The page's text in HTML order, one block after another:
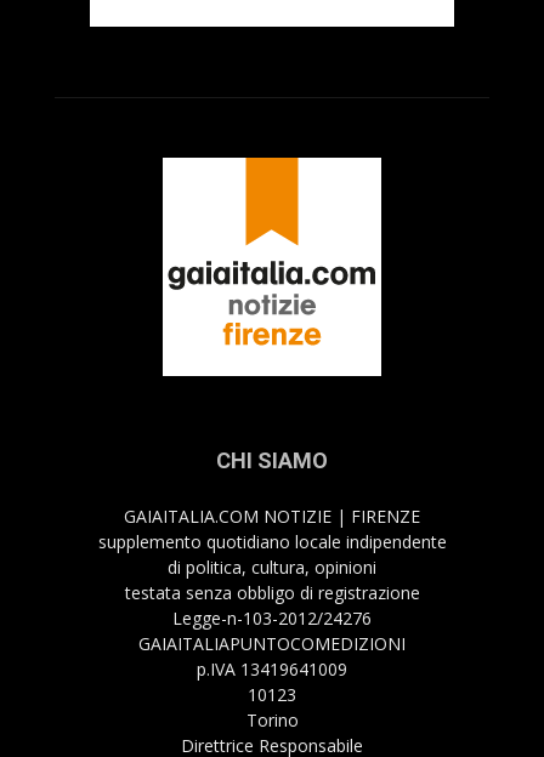
CHI SIAMO
GAIAITALIA.COM NOTIZIE | FIRENZE
supplemento quotidiano locale indipendente
di politica, cultura, opinioni
testata senza obbligo di registrazione
Legge-n-103-2012/24276
GAIAITALIAPUNTOCOMEDIZIONI
p.IVA 13419641009
10123
Torino
Direttrice Responsabile